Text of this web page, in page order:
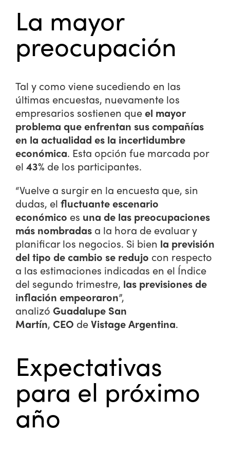
La mayor
preocupación
Tal y como viene sucediendo en las
últimas encuestas, nuevamente los
empresarios sostienen queel mayor
problema que enfrentan sus compañías
en la actualidad es la incertidumbre
económica. Esta opción fue marcada por
el 43% de los participantes.
“Vuelve a surgir en la encuesta que, sin
dudas, el fluctuante escenario
económico es una de las preocupaciones
más nombradas a la hora de evaluar y
planificar los negocios. Si bien la previsión
del tipo de cambio se redujo con respecto
a las estimaciones indicadas en el Índice
del segundo trimestre, las previsiones de
inflación empeoraron”,
analizó Guadalupe San
Martín, CEO deVistage Argentina.
Expectativas
para el próximo
año